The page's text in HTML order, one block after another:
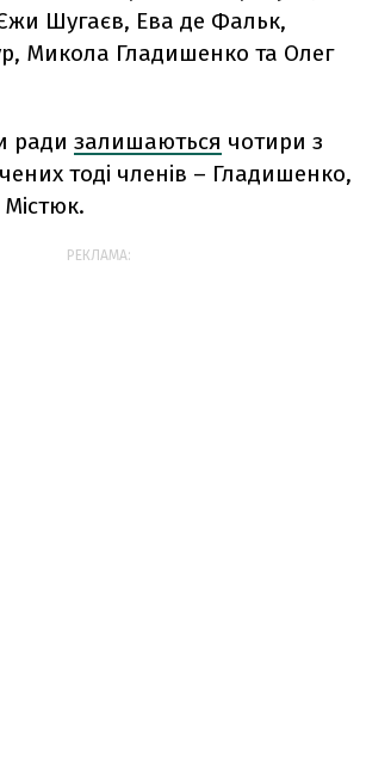
Шугаєв, Ева де Фальк,
Микола Гладишенко та Олег
ради залишаються чотири з
тоді членів – Гладишенко,
РЕКЛАМА: